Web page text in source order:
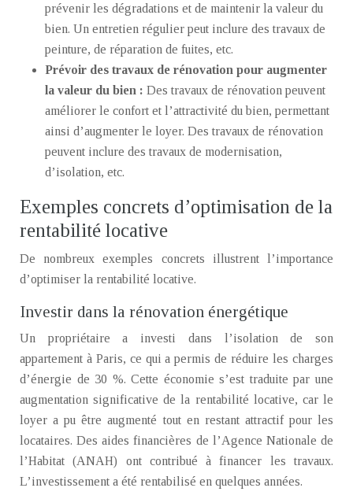
prévenir les dégradations et de maintenir la valeur du
bien. Un entretien régulier peut inclure des travaux de
peinture, de réparation de fuites, etc.
Prévoir des travaux de rénovation pour augmenter
la valeur du bien : Des travaux de rénovation peuvent
améliorer le confort et l’attractivité du bien, permettant
ainsi d’augmenter le loyer. Des travaux de rénovation
peuvent inclure des travaux de modernisation,
d’isolation, etc.
Exemples concrets d’optimisation de la
rentabilité locative
De nombreux exemples concrets illustrent l’importance
d’optimiser la rentabilité locative.
Investir dans la rénovation énergétique
Un propriétaire a investi dans l’isolation de son
appartement à Paris, ce qui a permis de réduire les charges
d’énergie de 30 %. Cette économie s’est traduite par une
augmentation significative de la rentabilité locative, car le
loyer a pu être augmenté tout en restant attractif pour les
locataires. Des aides financières de l’Agence Nationale de
l’Habitat (ANAH) ont contribué à financer les travaux.
L’investissement a été rentabilisé en quelques années.